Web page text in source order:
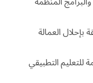
بإحلال العمالة
للتعليم التطبيقي